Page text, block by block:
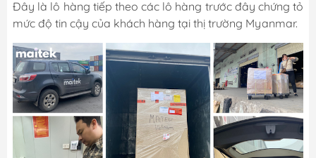
Đây là lô hàng tiếp theo các lô hàng trước đây chứng tỏ
mức độ tin cậy của khách hàng tại thị trường Myanmar.